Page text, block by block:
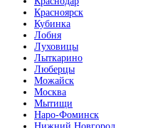
Красноярск
Кубинка
Лобня
Луховицы
Лыткарино
Люберцы
Можайск
Москва
Мытищи
Наро-Фоминск